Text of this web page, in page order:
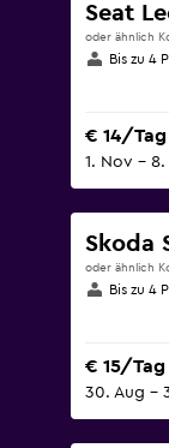
Seat
oder ähnlich
Bis zu 4
€ 14/Tag
1. Nov –
Skoda
oder ähnlich
Bis zu 4
€ 15/Tag
30. Aug –